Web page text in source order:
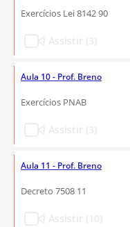
Exercícios Lei 8142 90
Aula 10 - Prof. Breno
Exercícios PNAB
Aula 11 - Prof. Breno
Decreto 7508 11